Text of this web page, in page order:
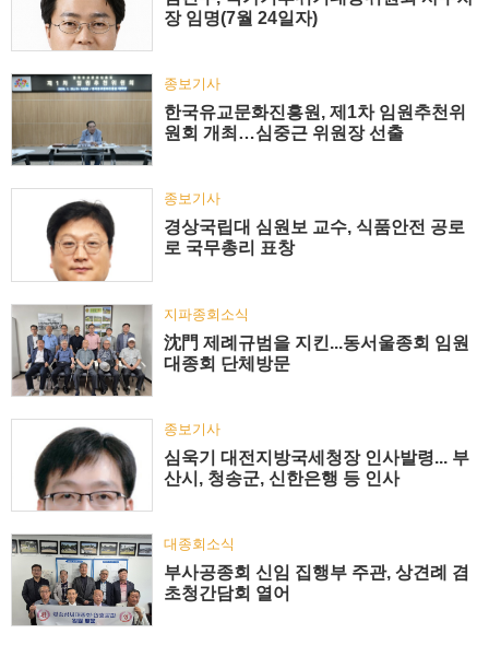
장 임명(7월 24일자)
종보기사
한국유교문화진흥원, 제1차 임원추천위
원회 개최…심중근 위원장 선출
종보기사
경상국립대 심원보 교수, 식품안전 공로
로 국무총리 표창
지파종회소식
沈門 제례규범을 지킨...동서울종회 임원
대종회 단체방문
종보기사
심욱기 대전지방국세청장 인사발령... 부
산시, 청송군, 신한은행 등 인사
대종회소식
부사공종회 신임 집행부 주관, 상견례 겸
초청간담회 열어